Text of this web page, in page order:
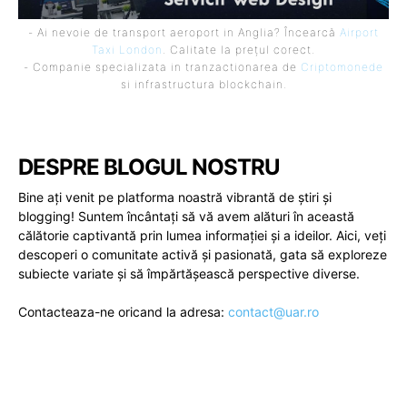
- Ai nevoie de transport aeroport in Anglia? Încearcă Airport
Taxi London . Calitate la prețul corect.
- Companie specializata in tranzactionarea de Criptomonede
si infrastructura blockchain.
DESPRE BLOGUL NOSTRU
Bine ați venit pe platforma noastră vibrantă de știri și
blogging! Suntem încântați să vă avem alături în această
călătorie captivantă prin lumea informației și a ideilor. Aici, veți
descoperi o comunitate activă și pasionată, gata să exploreze
subiecte variate și să împărtășească perspective diverse.
Contacteaza-ne oricand la adresa: contact@uar.ro